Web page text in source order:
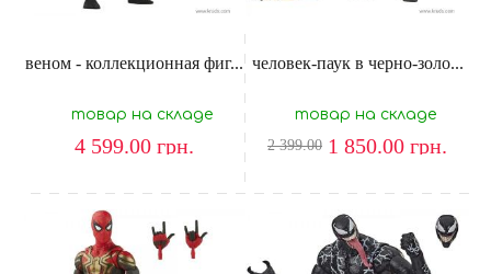
веном - коллекционная фиг...
товар на складе
4 599.00 грн.
человек-паук в черно-золо...
товар на складе
2 399.00 1 850.00 грн.